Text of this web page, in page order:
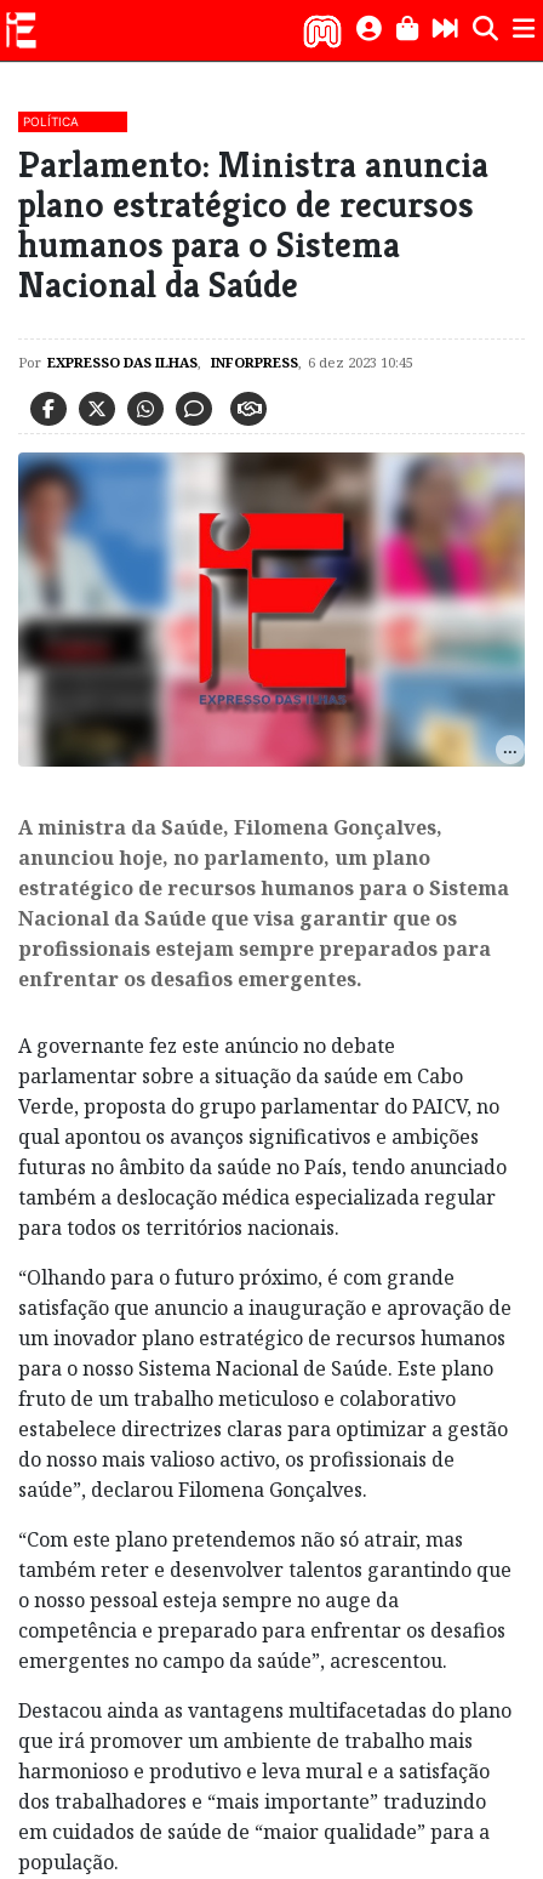
POLÍTICA
Parlamento: Ministra anuncia
plano estratégico de recursos
humanos para o Sistema
Nacional da Saúde
Por EXPRESSO DAS ILHAS, INFORPRESS, 6 dez 2023 10:45
A ministra da Saúde, Filomena Gonçalves,
anunciou hoje, no parlamento, um plano
estratégico de recursos humanos para o Sistema
Nacional da Saúde que visa garantir que os
profissionais estejam sempre preparados para
enfrentar os desafios emergentes.
A governante fez este anúncio no debate
parlamentar sobre a situação da saúde em Cabo
Verde, proposta do grupo parlamentar do PAICV, no
qual apontou os avanços significativos e ambições
futuras no âmbito da saúde no País, tendo anunciado
também a deslocação médica especializada regular
para todos os territórios nacionais.
“Olhando para o futuro próximo, é com grande
satisfação que anuncio a inauguração e aprovação de
um inovador plano estratégico de recursos humanos
para o nosso Sistema Nacional de Saúde. Este plano
fruto de um trabalho meticuloso e colaborativo
estabelece directrizes claras para optimizar a gestão
do nosso mais valioso activo, os profissionais de
saúde”, declarou Filomena Gonçalves.
“Com este plano pretendemos não só atrair, mas
também reter e desenvolver talentos garantindo que
o nosso pessoal esteja sempre no auge da
competência e preparado para enfrentar os desafios
emergentes no campo da saúde”, acrescentou.
Destacou ainda as vantagens multifacetadas do plano
que irá promover um ambiente de trabalho mais
harmonioso e produtivo e leva mural e a satisfação
dos trabalhadores e “mais importante” traduzindo
em cuidados de saúde de “maior qualidade” para a
população.